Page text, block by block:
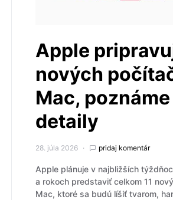
Apple
nových
Mac,
detaily
28. júla 2026 pridaj komentár
Apple plánuje v najbližších
a rokoch predstaviť celkom 11
Mac, ktoré sa budú líšiť tvarom,